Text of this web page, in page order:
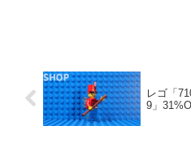
レゴ「
9」